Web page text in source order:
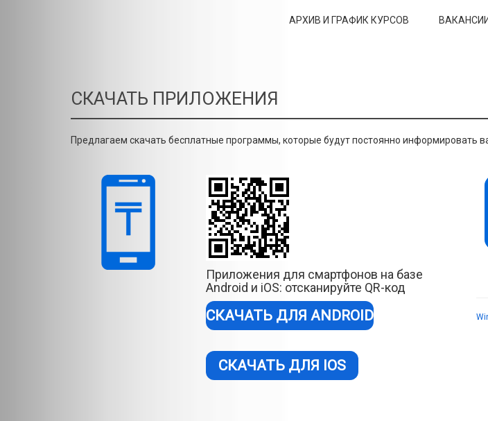
АРХИВ И ГРАФИК КУРСОВ ВАКАНСИИ
СКАЧАТЬ ПРИЛОЖЕНИЯ
Предлагаем скачать бесплатные программы, которые будут постоянно информировать
Приложения для смартфонов на базе
Android и iOS: отсканируйте QR-код
СКАЧАТЬ ДЛЯ ANDROID
СКАЧАТЬ ДЛЯ IOS